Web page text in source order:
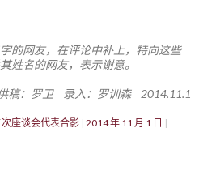
的网友，在评论中补上，特向这些
姓名的网友，表示谢意。
稿：罗卫 录入：罗训森 2014.11.1
座谈会代表合影 2014 年 11 月 1 日